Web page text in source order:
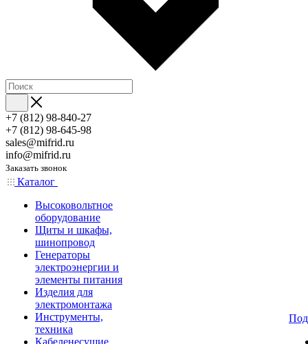
+7 (812) 98-840-27
+7 (812) 98-645-98
sales@mifrid.ru
info@mifrid.ru
Заказать звонок
Каталог
Высоковольтное
оборудование
Щиты и шкафы,
шинопровод
Генераторы
электроэнергии и
элементы питания
Изделия для
электромонтажа
Инструменты,
техника
Кабеленесущие